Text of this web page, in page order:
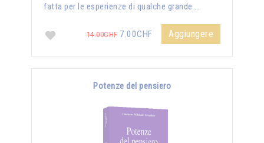
fatta per le esperienze di qualche grande …
14.00CHF7.00CHF Aggiungere
Potenze del pensiero